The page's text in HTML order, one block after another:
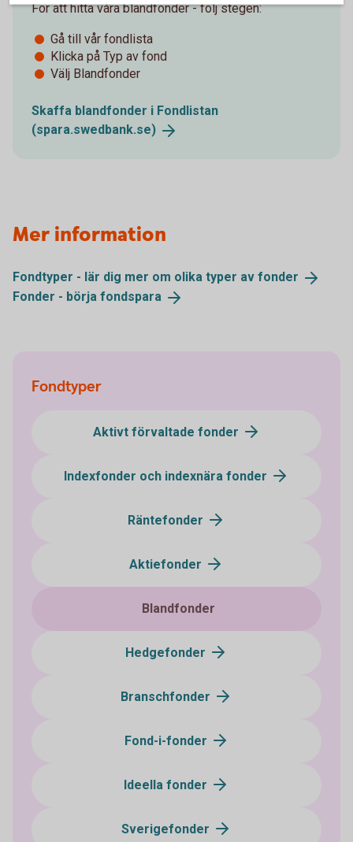
För att hitta våra blandfonder - följ stegen:
Gå till vår fondlista
Klicka på Typ av fond
Välj Blandfonder
Skaffa blandfonder i Fondlistan
(spara.swedbank.se)
Mer information
Fondtyper - lär dig mer om olika typer av fonder
Fonder - börja fondspara
Fondtyper
Aktivt förvaltade fonder
Indexfonder och indexnära fonder
Räntefonder
Aktiefonder
Blandfonder
Hedgefonder
Branschfonder
Fond-i-fonder
Ideella fonder
Sverigefonder